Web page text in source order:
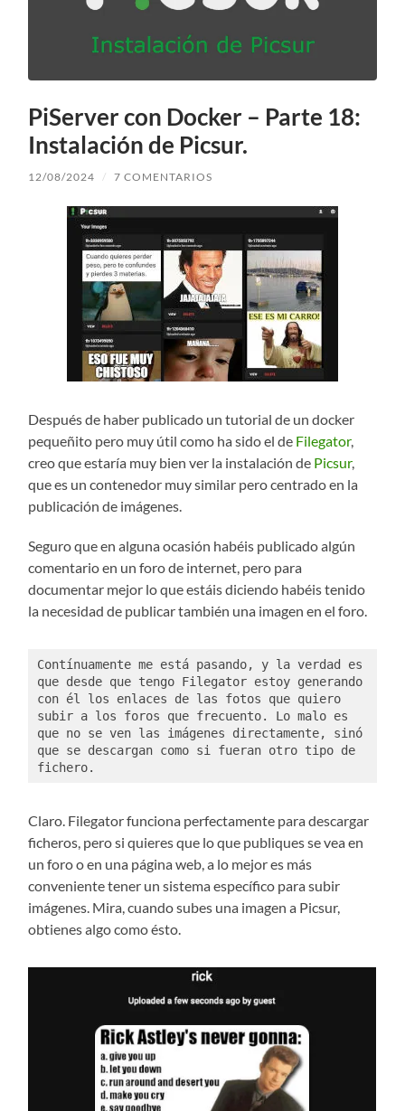
PiServer con Docker – Parte 18:
Instalación de Picsur.
12/08/2024 / 7 COMENTARIOS
Después de haber publicado un tutorial de un docker
pequeñito pero muy útil como ha sido el de Filegator,
creo que estaría muy bien ver la instalación de Picsur,
que es un contenedor muy similar pero centrado en la
publicación de imágenes.
Seguro que en alguna ocasión habéis publicado algún
comentario en un foro de internet, pero para
documentar mejor lo que estáis diciendo habéis tenido
la necesidad de publicar también una imagen en el foro.
Contínuamente me está pasando, y la verdad es
que desde que tengo Filegator estoy generando
con él los enlaces de las fotos que quiero
subir a los foros que frecuento. Lo malo es
que no se ven las imágenes directamente, sinó
que se descargan como si fueran otro tipo de
fichero.
Claro. Filegator funciona perfectamente para descargar
ficheros, pero si quieres que lo que publiques se vea en
un foro o en una página web, a lo mejor es más
conveniente tener un sistema específico para subir
imágenes. Mira, cuando subes una imagen a Picsur,
obtienes algo como ésto.